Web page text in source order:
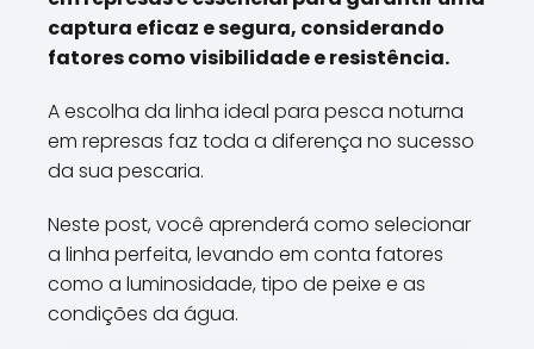
captura eficaz e segura, considerando
fatores como visibilidade e resistência.
A escolha da linha ideal para pesca noturna
em represas faz toda a diferença no sucesso
da sua pescaria.
Neste post, você aprenderá como selecionar
a linha perfeita, levando em conta fatores
como a luminosidade, tipo de peixe e as
condições da água.